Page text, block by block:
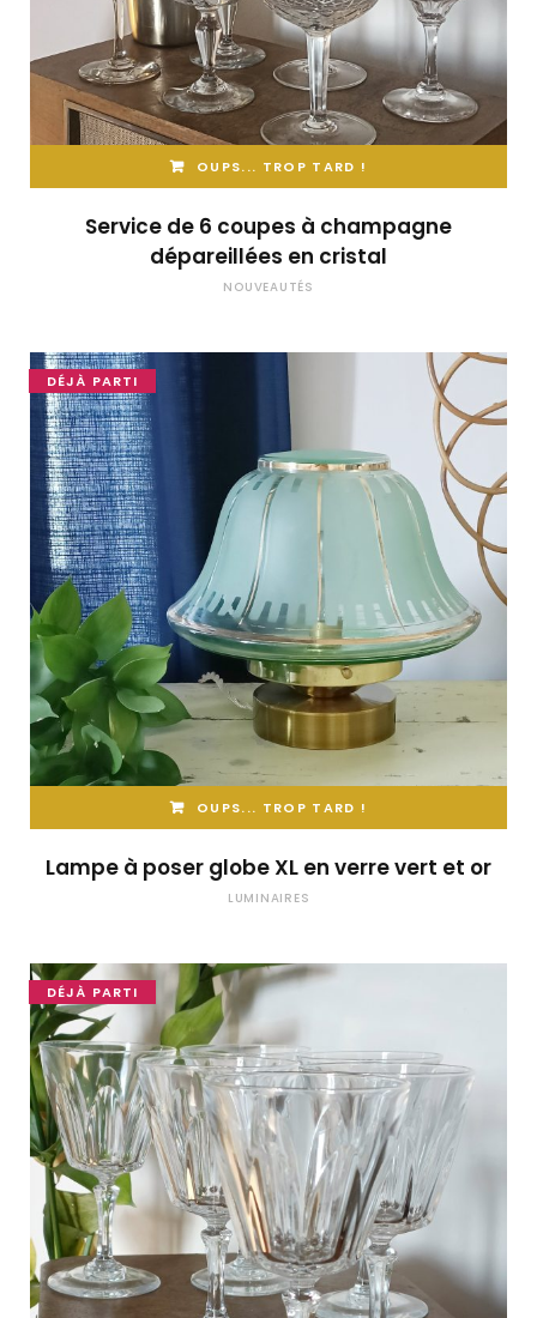
OUPS... TROP TARD !
Service de 6 coupes à champagne
dépareillées en cristal
NOUVEAUTÉS
DÉJÀ PARTI
OUPS... TROP TARD !
Lampe à poser globe XL en verre vert et or
LUMINAIRES
DÉJÀ PARTI